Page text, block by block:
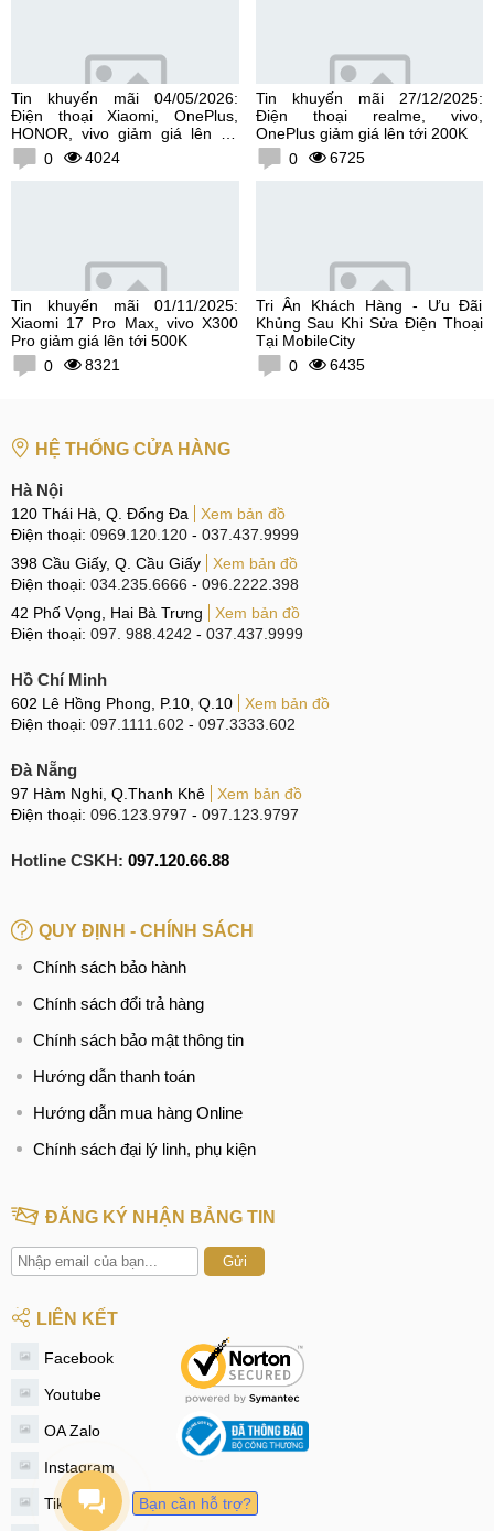
Tin khuyến mãi 04/05/2026:
Điện thoại Xiaomi, OnePlus,
HONOR, vivo giảm giá lên tới
300K0 4024
Tin khuyến mãi 27/12/2025:
Điện thoại realme, vivo,
OnePlus giảm giá lên tới 200K
0
6725
Tin khuyến mãi 01/11/2025:
Xiaomi 17 Pro Max, vivo X300
Pro giảm giá lên tới 500K
0
8321
Tri Ân Khách Hàng - Ưu Đãi
Khủng Sau Khi Sửa Điện Thoại
Tại MobileCity
0
6435
HỆ THỐNG CỬA HÀNG
Hà Nội
120 Thái Hà, Q. Đống Đa
Xem bản đồ
Điện thoại: 0969.120.120 - 037.437.9999
398 Cầu Giấy, Q. Cầu Giấy
Xem bản đồ
Điện thoại: 034.235.6666 - 096.2222.398
42 Phố Vọng, Hai Bà Trưng
Xem bản đồ
Điện thoại: 097. 988.4242 - 037.437.9999
Hồ Chí Minh
602 Lê Hồng Phong, P.10, Q.10
Xem bản đồ
Điện thoại: 097.1111.602 - 097.3333.602
Đà Nẵng
97 Hàm Nghi, Q.Thanh Khê
Xem bản đồ
Điện thoại: 096.123.9797 - 097.123.9797
Hotline CSKH: 097.120.66.88
QUY ĐỊNH - CHÍNH SÁCH
Chính sách bảo hành
Chính sách đổi trả hàng
Chính sách bảo mật thông tin
Hướng dẫn thanh toán
Hướng dẫn mua hàng Online
Chính sách đại lý linh, phụ kiện
ĐĂNG KÝ NHẬN BẢNG TIN
Gửi
LIÊN KẾT
Facebook
Youtube
OA Zalo
Instagram
Tiktok Bạn cần hỗ trợ?